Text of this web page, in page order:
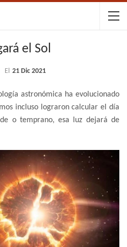
el Sol
El 21 Dic 2021
astronómica ha evolucionado
incluso lograron calcular el día
o temprano, esa luz dejará de